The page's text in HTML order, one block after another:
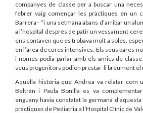
companyes de classe per a buscar una
febrer vaig començar les pràctiques en un
Barrera– “i una setmana abans d’arribar un
a l’hospital després de patir un vessament
ens contaven que es trobava molt a soles,
en l’àrea de cures intensives. Els seus pares
i només podia parlar amb els amics de
seus progenitors podien prestar-li breument el
Aquella història que Andrea va relatar com
Beltrán i Paula Bonilla es va
enguany havia constatat la germana
pràctiques de Pediatria a l’Hospital Clínic de